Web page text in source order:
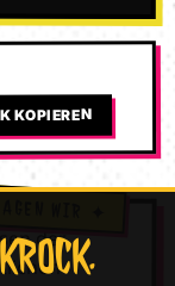
KOPIEREN
der